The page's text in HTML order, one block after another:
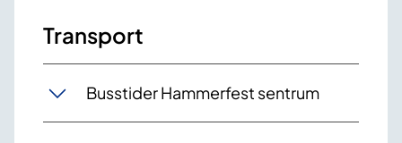
Transport
Busstider Hammerfest sentrum